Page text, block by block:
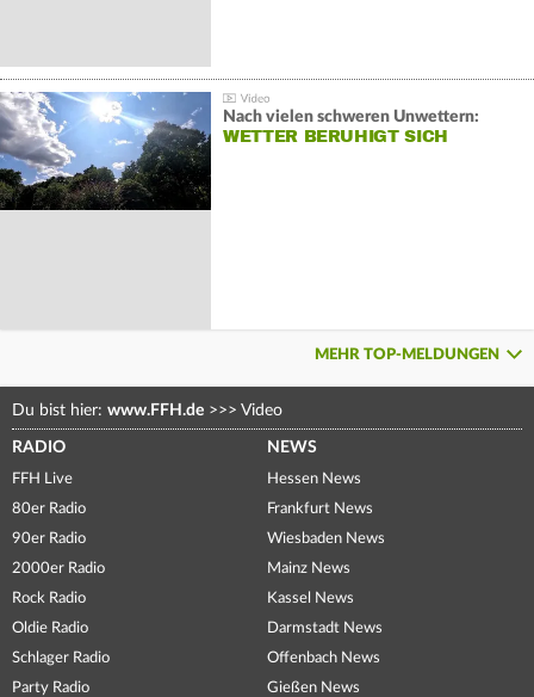
Nach vielen schweren Unwettern:
WETTER BERUHIGT SICH
MEHR TOP-MELDUNGEN
Du bist hier: www.FFH.de >>> Video
RADIO
FFH Live
80er Radio
90er Radio
2000er Radio
Rock Radio
Oldie Radio
Schlager Radio
Party Radio
NEWS
Hessen News
Frankfurt News
Wiesbaden News
Mainz News
Kassel News
Darmstadt News
Offenbach News
Gießen News